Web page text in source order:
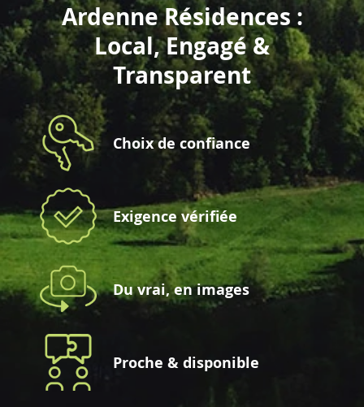
Ardenne Résidences :
Local, Engagé &
Transparent
Choix de confiance
Exigence vérifiée
Du vrai, en images
Proche & disponible